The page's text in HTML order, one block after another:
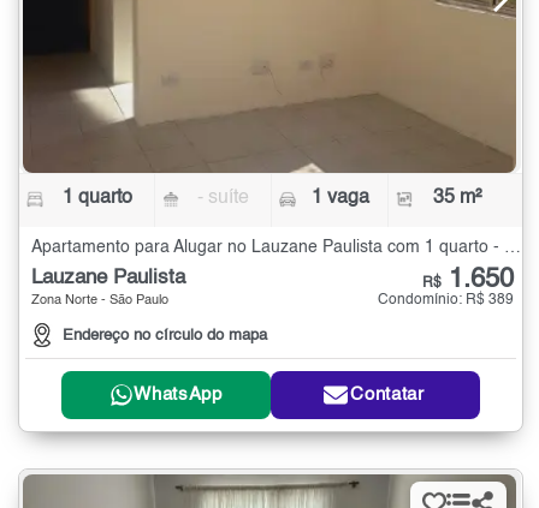
1 quarto - suíte 1 vaga 35 m²
Lauzane Paulista
Zona Norte - São Paulo
Endereço no círculo do mapa
R$ 1.650
Condomínio: R$ 389
WhatsApp Contatar